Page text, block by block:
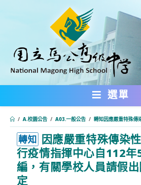
內
選單
/ A.校園公告 / A03.一般公告 / 轉知因應嚴重特殊傳
轉知 因應嚴重特殊傳染
行疫情指揮中心自112年
編，有關學校人員請假
定